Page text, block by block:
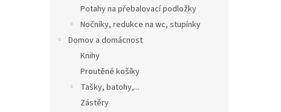
Potahy na přebalovací podložky
Nočníky, redukce na wc, stupínky
Domov a domácnost
Knihy
Proutěné košíky
Tašky, batohy,...
Zástěry